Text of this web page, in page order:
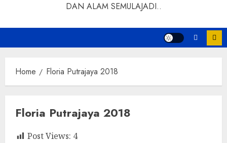
DAN ALAM SEMULAJADI..
Home Floria Putrajaya 2018
Floria Putrajaya 2018
Post Views: 4